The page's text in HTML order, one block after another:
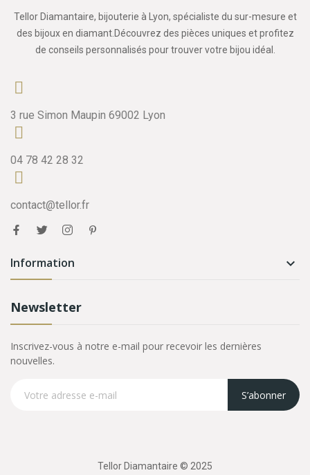
Tellor Diamantaire, bijouterie à Lyon, spécialiste du sur-mesure et
des bijoux en diamant.Découvrez des pièces uniques et profitez
de conseils personnalisés pour trouver votre bijou idéal.
3 rue Simon Maupin 69002 Lyon
04 78 42 28 32
contact@tellor.fr
Information 
Newsletter
Inscrivez-vous à notre e-mail pour recevoir les dernières
nouvelles.
S’abonner
Tellor Diamantaire © 2025